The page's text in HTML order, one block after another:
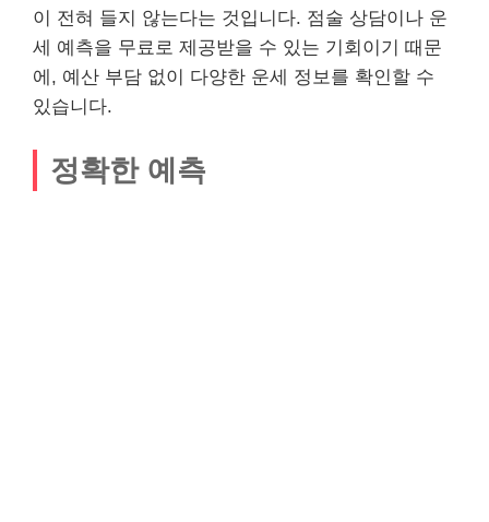
이 전혀 들지 않는다는 것입니다. 점술 상담이나 운
세 예측을 무료로 제공받을 수 있는 기회이기 때문
에, 예산 부담 없이 다양한 운세 정보를 확인할 수
있습니다.
정확한 예측